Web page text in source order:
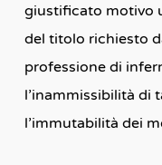
giustificato motivo
del titolo richiesto
professione di
l’inammissibilità di
l’immutabilità dei